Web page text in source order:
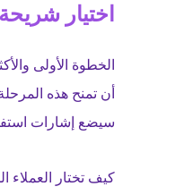
اختيار
الخطوة الأولى
أن تمنح هذه
سيضع إشارات
كيف تختار العملاء